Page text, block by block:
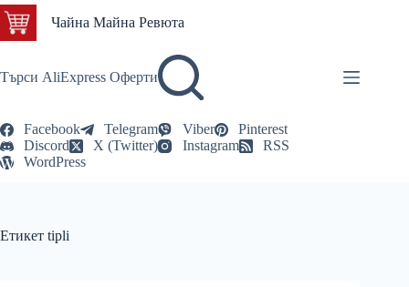
Skip
to
content
Чайна Майна Ревюта
Търси AliExpress Оферти
Facebook Telegram Viber
Pinterest
Discord
X (Twitter) Instagram
RSS
WordPress
Етикет tipli